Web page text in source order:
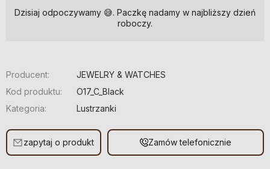
Dzisiaj odpoczywamy 😅. Paczkę nadamy w najbliższy dzień
roboczy.
Producent:
JEWELRY & WATCHES
Kod produktu:
O17_C_Black
Kategoria:
Lustrzanki
zapytaj o produkt Zamów telefonicznie